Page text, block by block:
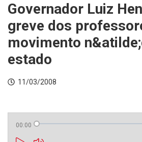
INTEGRIDADE
Governador Luiz
greve dos
movimento
estado
11/03/2008
00:00